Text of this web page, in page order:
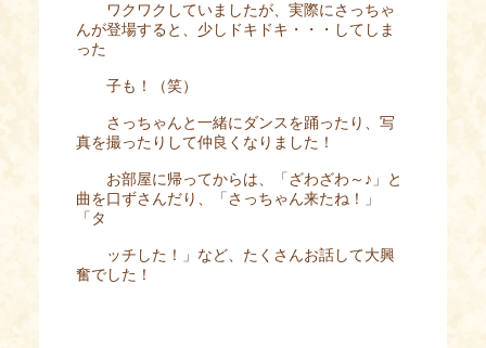
ワクワクしていましたが、実際にさっちゃ
んが登場すると、少しドキドキ・・・してしま
った
子も！（笑）
さっちゃんと一緒にダンスを踊ったり、写
真を撮ったりして仲良くなりました！
お部屋に帰ってからは、「ざわざわ～♪」と
曲を口ずさんだり、「さっちゃん来たね！」
「タ
ッチした！」など、たくさんお話して大興
奮でした！